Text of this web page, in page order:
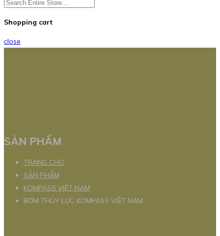
Shopping cart
close
SẢN PHẨM
TRANG CHỦ
SẢN PHẨM
KOMPASS VIỆT NAM
BƠM THỦY LỰC KOMPASS VIỆT NAM